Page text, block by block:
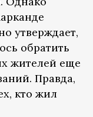
утверждает,
обратить
жителей еще
Правда,
кто жил